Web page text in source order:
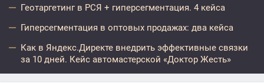
Геотаргетинг в РСЯ + гиперсегментация. 4 кейса
Гиперсегментация в оптовых продажах: два кейса
Как в Яндекс.Директе внедрить эффективные связки
за 10 дней. Кейс автомастерской «Доктор Жесть»